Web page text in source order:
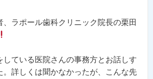
、ラポール歯科クリニック院長の栗田
している医院さんの事務方とお話しす
。詳しくは聞かなかったが、こんな先